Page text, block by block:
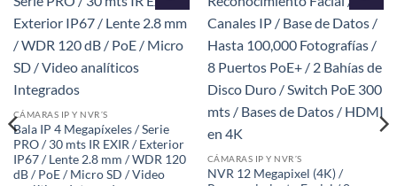
Añadir
a la
deseos
CÁMARAS IP Y NVR´S
Bala IP 4 Megapíxeles / Serie
PRO / 30 mts IR EXIR / Exterior
IP67 / Lente 2.8 mm / WDR 120
dB / PoE / Micro SD / Video
Añadir
a la
deseos
CÁMARAS IP Y NVR´S
NVR 12 Megapixel (4K) /